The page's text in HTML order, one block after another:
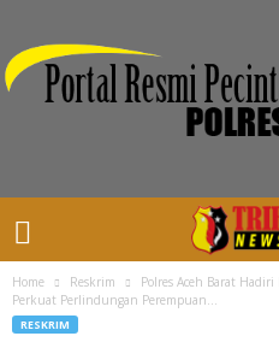
Home Reskrim
Polres Aceh Barat
Perkuat Perlindungan Perempuan...
RESKRIM